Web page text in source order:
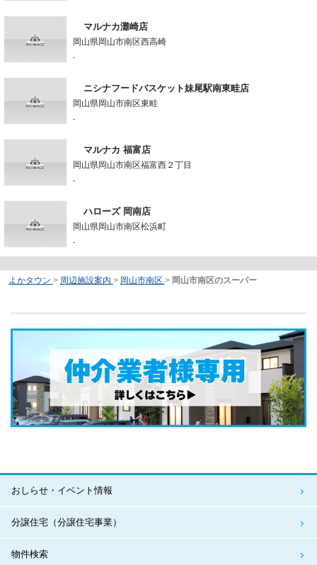
マルナカ灘崎店
岡山県岡山市南区西高崎
-
ニシナフードバスケット妹尾駅南東畦店
岡山県岡山市南区東畦
-
マルナカ 福富店
岡山県岡山市南区福富西２丁目
-
ハローズ 岡南店
岡山県岡山市南区松浜町
-
よかタウン > 周辺施設案内 > 岡山市南区 > 岡山市南区のスーパー
おしらせ・イベント情報
分譲住宅（分譲住宅事業）
物件検索